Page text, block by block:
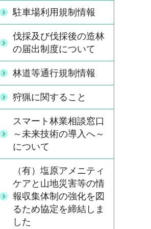
駐車場利用規制情報
伐採及び伐採後の造林
の届出制度について
林道等通行規制情報
狩猟に関すること
スマート林業相談窓口
～未来技術の導入へ～
について
（有）塩原アメニティ
ケアと山地災害等の情
報収集体制の強化を図
るため協定を締結しま
した